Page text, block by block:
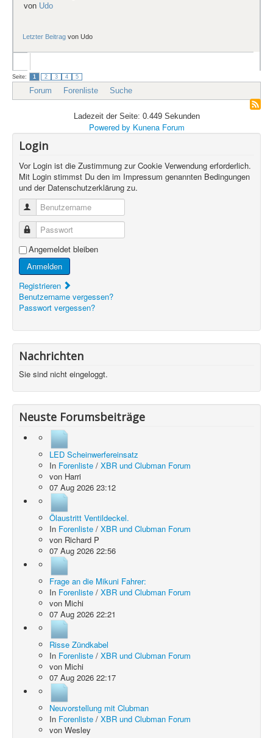
von Udo
Letzter Beitrag vonUdo
Seite: 1 2 3 4 5
Forum Forenliste Suche
Ladezeit der Seite: 0.449 Sekunden
Powered by Kunena Forum
Login
Vor Login ist die Zustimmung zur Cookie Verwendung erforderlich.
Mit Login stimmst Du den im Impressum genannten Bedingungen
und der Datenschutzerklärung zu.
Benutzername
Passwort
Angemeldet bleiben
Anmelden
Registrieren
Benutzername vergessen?
Passwort vergessen?
Nachrichten
Sie sind nicht eingeloggt.
Neuste Forumsbeiträge
LED Scheinwerfereinsatz
In Forenliste / XBR und Clubman Forum
von Harri
07 Aug 2026 23:12
Ölaustritt Ventildeckel.
In Forenliste / XBR und Clubman Forum
von Richard P
07 Aug 2026 22:56
Frage an die Mikuni Fahrer:
In Forenliste / XBR und Clubman Forum
von Michi
07 Aug 2026 22:21
Risse Zündkabel
In Forenliste / XBR und Clubman Forum
von Michi
07 Aug 2026 22:17
Neuvorstellung mit Clubman
In Forenliste / XBR und Clubman Forum
von Wesley